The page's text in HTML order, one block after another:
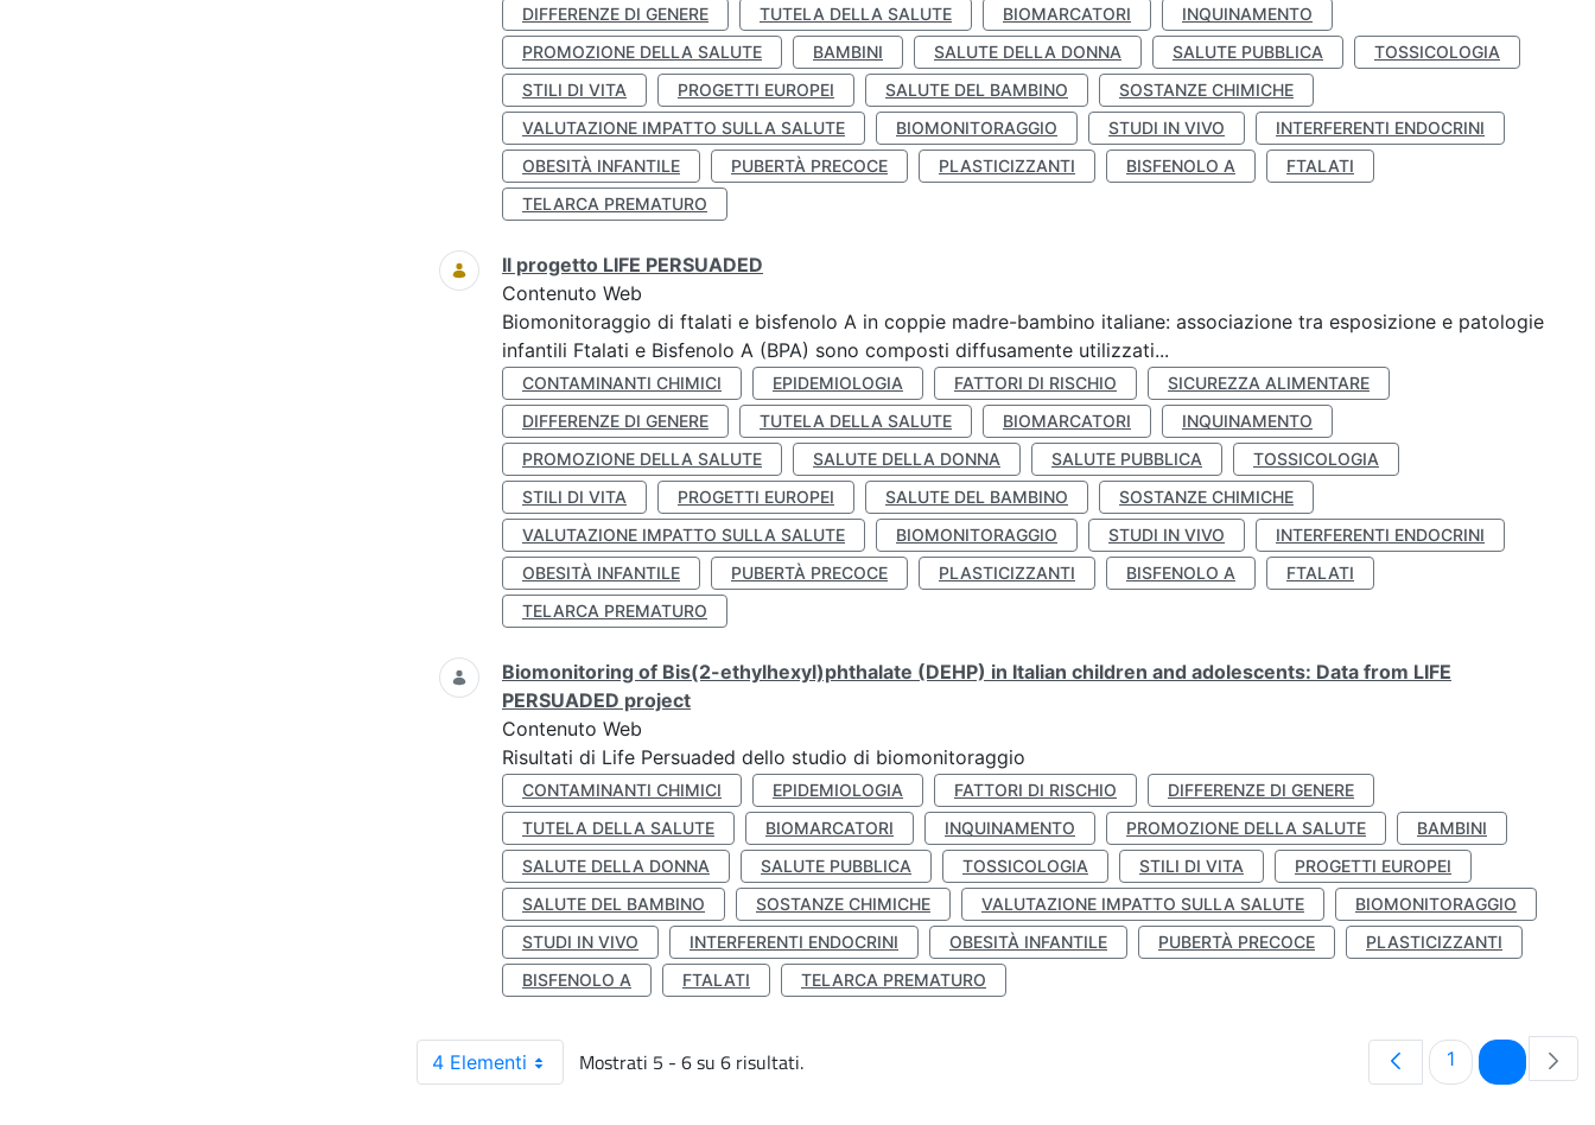
DIFFERENZE DI GENERE
TUTELA DELLA SALUTE BIOMARCATORI
INQUINAMENTO
PROMOZIONE DELLA SALUTE
BAMBINI SALUTE DELLA DONNA SALUTE PUBBLICA
TOSSICOLOGIA
STILI DI VITA
PROGETTI EUROPEI SALUTE DEL BAMBINO
SOSTANZE CHIMICHE
VALUTAZIONE IMPATTO SULLA SALUTE
BIOMONITORAGGIO STUDI IN VIVO
INTERFERENTI ENDOCRINI
OBESITÀ INFANTILE
PUBERTÀ PRECOCE PLASTICIZZANTI BISFENOLO A
FTALATI
TELARCA PREMATURO
Il progetto LIFE PERSUADED
Contenuto Web
Biomonitoraggio di ftalati e bisfenolo A in coppie madre-bambino italiane: associazione tra esposizione e patologie
infantili Ftalati e Bisfenolo A (BPA) sono composti diffusamente utilizzati...
CONTAMINANTI CHIMICI EPIDEMIOLOGIA FATTORI DI RISCHIO
SICUREZZA ALIMENTARE
DIFFERENZE DI GENERE
TUTELA DELLA SALUTE BIOMARCATORI
INQUINAMENTO
PROMOZIONE DELLA SALUTE
SALUTE DELLA DONNA SALUTE PUBBLICA
TOSSICOLOGIA
STILI DI VITA
PROGETTI EUROPEI SALUTE DEL BAMBINO
SOSTANZE CHIMICHE
VALUTAZIONE IMPATTO SULLA SALUTE
BIOMONITORAGGIO STUDI IN VIVO
INTERFERENTI ENDOCRINI
OBESITÀ INFANTILE
PUBERTÀ PRECOCE PLASTICIZZANTI BISFENOLO A
FTALATI
TELARCA PREMATURO
Biomonitoring of Bis(2-ethylhexyl)phthalate (DEHP) in Italian children and adolescents: Data from LIFE
PERSUADED project
Contenuto Web
Risultati di Life Persuaded dello studio di biomonitoraggio
CONTAMINANTI CHIMICI EPIDEMIOLOGIA FATTORI DI RISCHIO
DIFFERENZE DI GENERE
TUTELA DELLA SALUTE
BIOMARCATORI INQUINAMENTO PROMOZIONE DELLA SALUTE
BAMBINI
SALUTE DELLA DONNA
SALUTE PUBBLICA TOSSICOLOGIA STILI DI VITA
PROGETTI EUROPEI
SALUTE DEL BAMBINO
SOSTANZE CHIMICHE VALUTAZIONE IMPATTO SULLA SALUTE
BIOMONITORAGGIO
STUDI IN VIVO
INTERFERENTI ENDOCRINI OBESITÀ INFANTILE PUBERTÀ PRECOCE
PLASTICIZZANTI
BISFENOLO A
FTALATI TELARCA PREMATURO
4 Elementi Mostrati 5 - 6 su 6 risultati. Pagina
1 Pagina